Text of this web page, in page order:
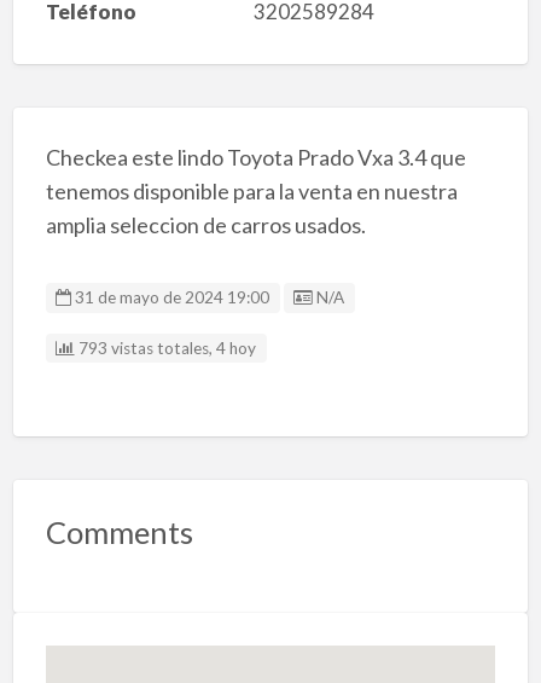
Teléfono 3202589284
Checkea este lindo Toyota Prado Vxa 3.4 que
tenemos disponible para la venta en nuestra
amplia seleccion de carros usados.
31 de mayo de 2024 19:00 Listing ID
N/A
793 vistas totales, 4 hoy
Comments